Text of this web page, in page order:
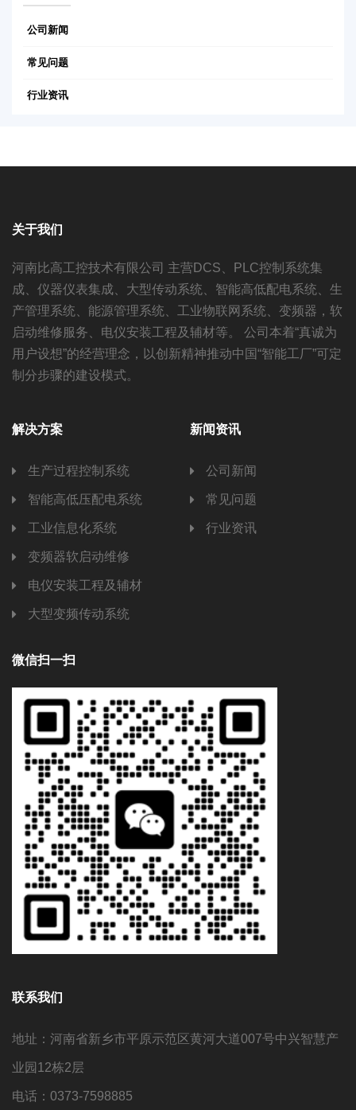
公司新闻
常见问题
行业资讯
关于我们
河南比高工控技术有限公司 主营DCS、PLC控制系统集
成、仪器仪表集成、大型传动系统、智能高低配电系统、生
产管理系统、能源管理系统、工业物联网系统、变频器，软
启动维修服务、电仪安装工程及辅材等。 公司本着“真诚为
用户设想”的经营理念，以创新精神推动中国“智能工厂”可定
制分步骤的建设模式。
解决方案
生产过程控制系统
智能高低压配电系统
工业信息化系统
变频器软启动维修
电仪安装工程及辅材
大型变频传动系统
新闻资讯
公司新闻
常见问题
行业资讯
微信扫一扫
联系我们
地址：河南省新乡市平原示范区黄河大道007号中兴智慧产
业园12栋2层
电话：0373-7598885